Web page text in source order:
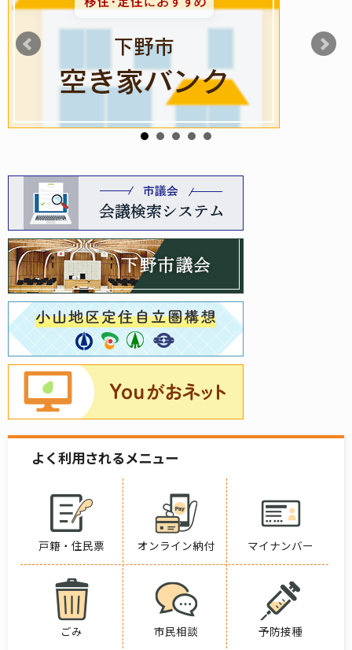
よく利用されるメニュー
戸籍・住民票 オンライン納付 マイナンバー
ごみ 市民相談 予防接種